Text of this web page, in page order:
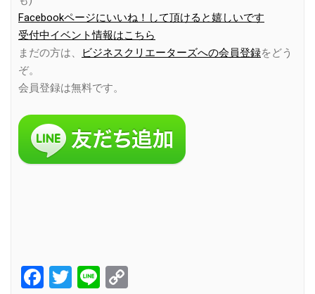
Facebookページにいいね！して頂けると嬉しいです
受付中イベント情報はこちら
まだの方は、
ビジネスクリエーターズへの会員登録をどう
ぞ。
会員登録は無料です。
Facebook
Twitter
Line